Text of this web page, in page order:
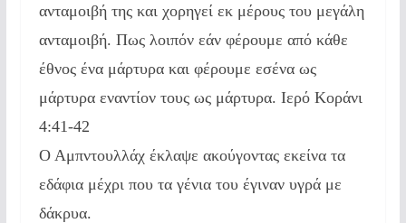
ανταμοιβή της και χορηγεί εκ μέρους του μεγάλη
ανταμοιβή. Πως λοιπόν εάν φέρουμε από κάθε
έθνος ένα μάρτυρα και φέρουμε εσένα ως
μάρτυρα εναντίον τους ως μάρτυρα. Ιερό Κοράνι
4:41-42
Ο Αμπντουλλάχ έκλαψε ακούγοντας εκείνα τα
εδάφια μέχρι που τα γένια του έγιναν υγρά με
δάκρυα.